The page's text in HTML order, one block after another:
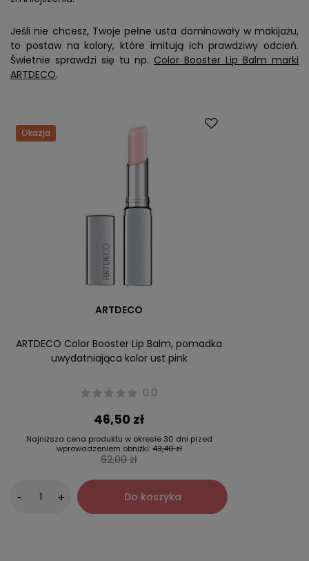
Jeśli nie chcesz, Twoje pełne usta dominowały w makijażu,
to postaw na kolory, które imitują ich prawdziwy odcień.
Świetnie sprawdzi się tu np. Color Booster Lip Balm marki
ARTDECO.
Okazja
ARTDECO
ARTDECO Color Booster Lip Balm, pomadka
uwydatniająca kolor ust pink
0.0
46,50 zł
Najniższa cena produktu w okresie 30 dni przed
wprowadzeniem obniżki:43,40 zł
62,00 zł
- + Do koszyka